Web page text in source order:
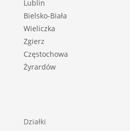
Lublin
Bielsko-Biała
Wieliczka
Zgierz
Częstochowa
Żyrardów
Działki